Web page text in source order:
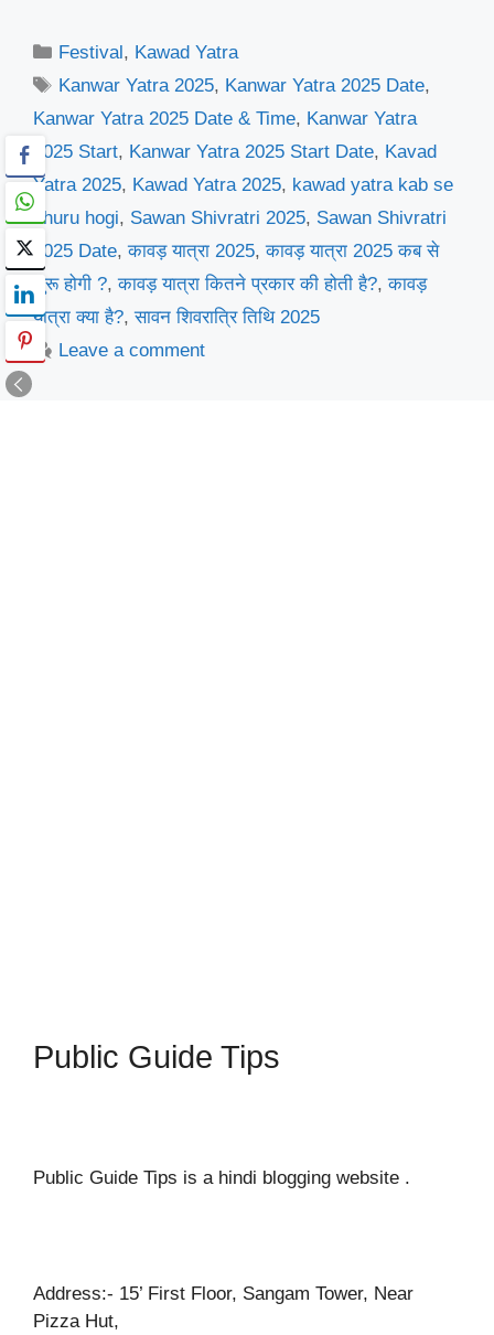
Categories
Festival, Kawad Yatra
Tags
Kanwar Yatra 2025, Kanwar Yatra 2025 Date,
Kanwar Yatra 2025 Date & Time, Kanwar Yatra
2025 Start, Kanwar Yatra 2025 Start Date, Kavad
Yatra 2025, Kawad Yatra 2025, kawad yatra kab se
shuru hogi, Sawan Shivratri 2025, Sawan Shivratri
2025 Date,कावड़ यात्रा 2025,कावड़ यात्रा 2025 कब से
शुरू होगी ?,कावड़ यात्रा कितने प्रकार की होती है?,कावड़
यात्रा क्या है?,सावन शिवरात्रि तिथि 2025
Leave a comment
Public Guide Tips
Public Guide Tips is a hindi blogging website .
Address:- 15’ First Floor, Sangam Tower, Near
Pizza Hut,